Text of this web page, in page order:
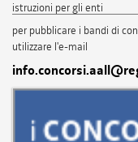
istruzioni per gli enti
per pubblicare i bandi di
utilizzare l'e-mail